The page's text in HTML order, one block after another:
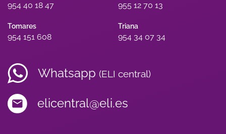
954 40 18 47 955 12 70 13
Tomares
954 151 608
Triana
954 34 07 34
Whatsapp (ELI central)
elicentral@eli.es